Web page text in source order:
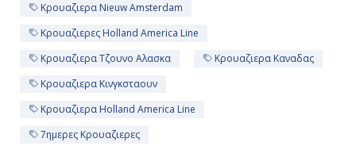
Κρουαζιερα Nieuw Amsterdam
Κρουαζιερες Holland America Line
Κρουαζιερα Τζουνο Αλασκα
Κρουαζιερα Καναδας
Κρουαζιερα Κινγκσταουν
Κρουαζιερα Holland America Line
7ημερες Κρουαζιερες